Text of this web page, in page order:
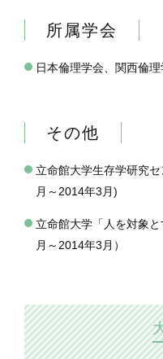
所属学会
日本倫理学会、関西倫
その他
立命館大学生存学研究
月～2014年3月)
立命館大学「人を対象
月～2014年3月）